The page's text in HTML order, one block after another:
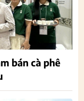
bán cà phê